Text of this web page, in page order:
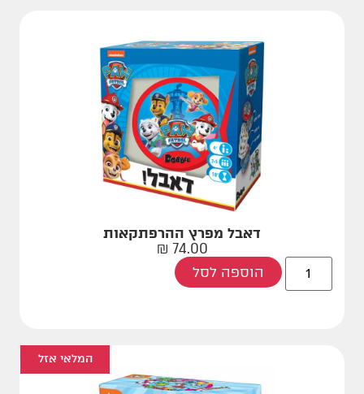
דאבל מפרץ ההרפתקאות
74.00
₪
הוספה לסל
המלאי אזל